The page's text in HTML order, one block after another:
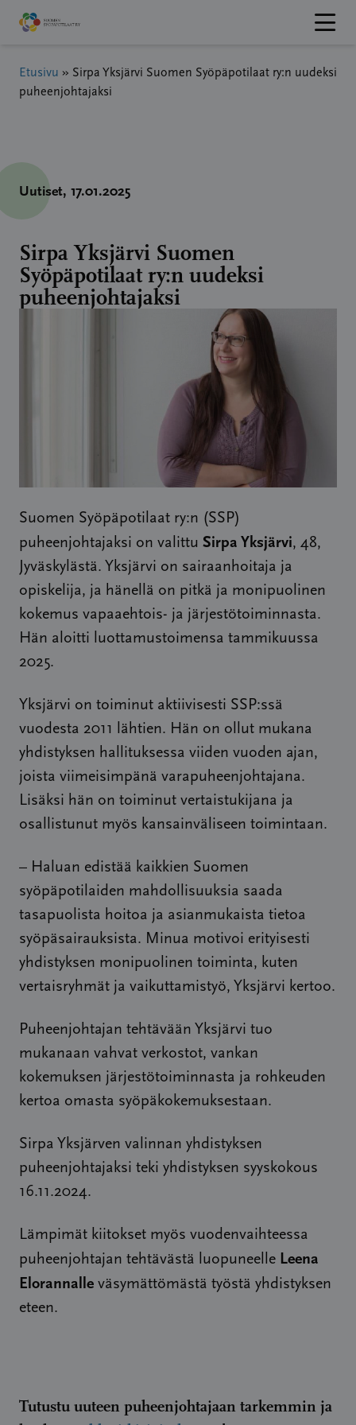
Hyppää
sisältöön
Etusivu » Sirpa Yksjärvi Suomen Syöpäpotilaat ry:n uudeksi
puheenjohtajaksi
Uutiset, 17.01.2025
Sirpa Yksjärvi Suomen
Syöpäpotilaat ry:n uudeksi
puheenjohtajaksi
Suomen Syöpäpotilaat ry:n (SSP)
puheenjohtajaksi on valittu Sirpa Yksjärvi, 48,
Jyväskylästä. Yksjärvi on sairaanhoitaja ja
opiskelija, ja hänellä on pitkä ja monipuolinen
kokemus vapaaehtois- ja järjestötoiminnasta.
Hän aloitti luottamustoimensa tammikuussa
2025.
Yksjärvi on toiminut aktiivisesti SSP:ssä
vuodesta 2011 lähtien. Hän on ollut mukana
yhdistyksen hallituksessa viiden vuoden ajan,
joista viimeisimpänä varapuheenjohtajana.
Lisäksi hän on toiminut vertaistukijana ja
osallistunut myös kansainväliseen toimintaan.
– Haluan edistää kaikkien Suomen
syöpäpotilaiden mahdollisuuksia saada
tasapuolista hoitoa ja asianmukaista tietoa
syöpäsairauksista. Minua motivoi erityisesti
yhdistyksen monipuolinen toiminta, kuten
vertaisryhmät ja vaikuttamistyö, Yksjärvi kertoo.
Puheenjohtajan tehtävään Yksjärvi tuo
mukanaan vahvat verkostot, vankan
kokemuksen järjestötoiminnasta ja rohkeuden
kertoa omasta syöpäkokemuksestaan.
Sirpa Yksjärven valinnan yhdistyksen
puheenjohtajaksi teki yhdistyksen syyskokous
16.11.2024.
Lämpimät kiitokset myös vuodenvaihteessa
puheenjohtajan tehtävästä luopuneelle Leena
Elorannalle väsymättömästä työstä yhdistyksen
eteen.
Tutustu uuteen puheenjohtajaan tarkemmin ja